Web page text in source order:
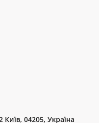
04205, Україна